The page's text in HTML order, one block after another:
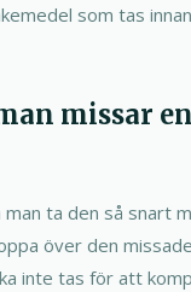
som tas
missar
ta den så snart
över den
inte tas för att